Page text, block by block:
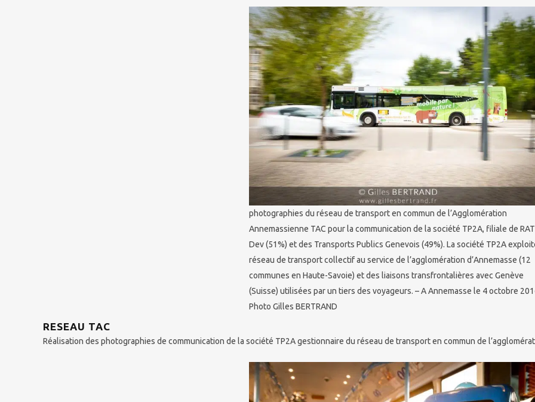
photographies du réseau de transport en commun de l’Agglomération
Annemassienne TAC pour la communication de la société TP2A, filiale de
Dev (51%) et des Transports Publics Genevois (49%). La société TP2A
réseau de transport collectif au service de l’agglomération d’Annemasse (12
communes en Haute-Savoie) et des liaisons transfrontalières avec Genève
(Suisse) utilisées par un tiers des voyageurs. – A Annemasse le 4 octobre
Photo Gilles BERTRAND
RESEAU TAC
Réalisation des photographies de communication de la société TP2A gestionnaire du réseau de transport en commun de